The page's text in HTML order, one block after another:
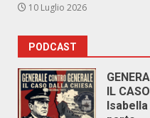
10 Luglio 2026
PODCAST
IL